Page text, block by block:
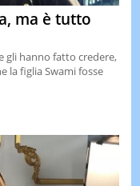
ma è tutto
gli hanno fatto credere,
la figlia Swami fosse